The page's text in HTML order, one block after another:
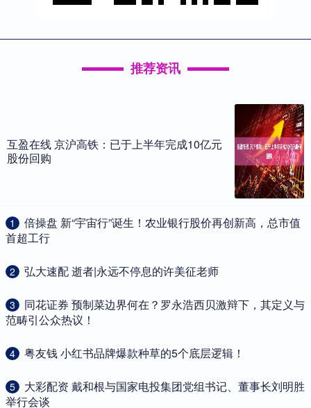
推荐资讯
互盈在线 京沪高铁：已于上半年完成10亿元
股份回购
1
​倍操盘 新“宇宙行”诞生！农业银行股价再创新高，总市值
首超工行
2 ​弘大速配 逝者|永远不停息的许美征老师
3
​同花证券 预制菜边界何在？罗永浩西贝激辩下，其定义与
范畴引公众热议！
4 ​粤友钱 小红书品牌爆款种草的5个底层逻辑！
5
​大彩配资 戴和根与国家电投集团党组书记、董事长刘明胜
举行会谈